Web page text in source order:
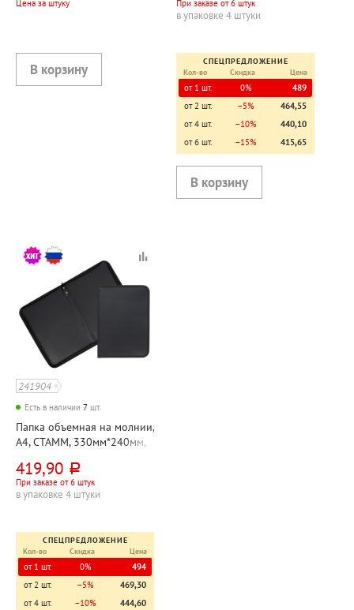
непрозрачная, черная,
Цена за штуку При заказе от 6 штук
в упаковке 4 штуки
СПЕЦПРЕДЛОЖЕНИЕ
Кол-во
Скидка Цена
от 1 шт. 0%
489
от 2 шт.
−5%
464,55
от 4 шт.
−10%
440,10
от 6 шт.
−15% 415,65
241904
Есть в наличии 7 шт.
Папка объемная на молнии,
А4, СТАММ, 330мм*240мм,
пластик, черная
419,90 руб.
При заказе от 6 штук
в упаковке 4 штуки
СПЕЦПРЕДЛОЖЕНИЕ
Кол-во
Скидка Цена
от 1 шт. 0%
494
от 2 шт.
−5%
469,30
от 4 шт.
−10%
444,60